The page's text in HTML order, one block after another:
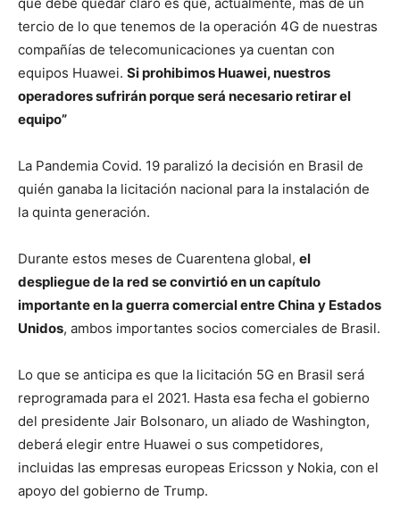
que debe quedar claro es que, actualmente, más de un
tercio de lo que tenemos de la operación 4G de nuestras
compañías de telecomunicaciones ya cuentan con
equipos Huawei. Si prohibimos Huawei, nuestros
operadores sufrirán porque será necesario retirar el
equipo”
La Pandemia Covid. 19 paralizó la decisión en Brasil de
quién ganaba la licitación nacional para la instalación de
la quinta generación.
Durante estos meses de Cuarentena global, el
despliegue de la red se convirtió en un capítulo
importante en la guerra comercial entre China y Estados
Unidos, ambos importantes socios comerciales de Brasil.
Lo que se anticipa es que la licitación 5G en Brasil será
reprogramada para el 2021. Hasta esa fecha el gobierno
del presidente Jair Bolsonaro, un aliado de Washington,
deberá elegir entre Huawei o sus competidores,
incluidas las empresas europeas Ericsson y Nokia, con el
apoyo del gobierno de Trump.